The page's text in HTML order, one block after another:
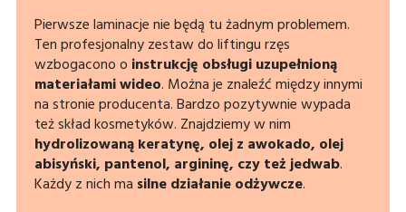
Pierwsze laminacje nie będą tu żadnym problemem.
Ten profesjonalny zestaw do liftingu rzęs
wzbogacono o instrukcję obsługi uzupełnioną
materiałami wideo. Można je znaleźć między innymi
na stronie producenta. Bardzo pozytywnie wypada
też skład kosmetyków. Znajdziemy w nim
hydrolizowaną keratynę, olej z awokado, olej
abisyński, pantenol, argininę, czy też jedwab.
Każdy z nich ma silne działanie odżywcze.